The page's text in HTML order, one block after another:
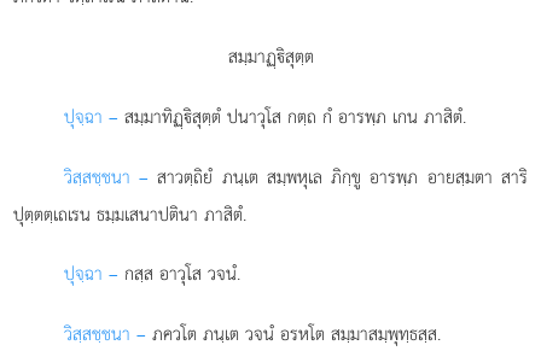
สมฺมาฏฺิสุตฺต
ปุจฺฉา – สมฺมาทิฏฺิสุตฺตํปนาวุโส กตฺถ กํ อารพฺภ เกน ภาสิตํ.
วิสฺสชฺชนา – สาวตฺถิยํ ภนฺเต สมฺพหุเล ภิกฺขู อารพฺภ อายสฺมตา สาริ
ปุตฺตตฺเถเรน ธมฺมเสนาปตินา ภาสิตํ.
ปุจฺฉา – กสฺส อาวุโส วจนํ.
วิสฺสชฺชนา – ภควโต ภนฺเต วจนํ อรหโต สมฺมาสมฺพุทฺธสฺส.